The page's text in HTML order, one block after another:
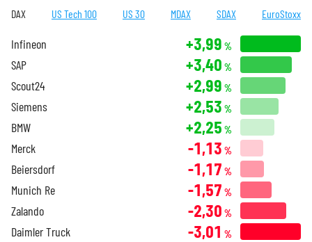
DAX US Tech 100 US 30 MDAX SDAX EuroStoxx
Infineon +3,99 %
SAP +3,40 %
Scout24 +2,99 %
Siemens +2,53 %
BMW +2,25 %
Merck -1,13 %
Beiersdorf -1,17 %
Munich Re -1,57 %
Zalando -2,30 %
Daimler Truck -3,01 %